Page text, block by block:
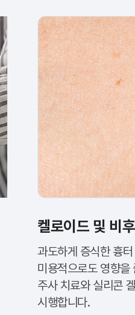
켈로이드 및 비
과도하게 증식한 흉
미용적으로도 영향을
주사 치료와 실리콘
시행합니다.